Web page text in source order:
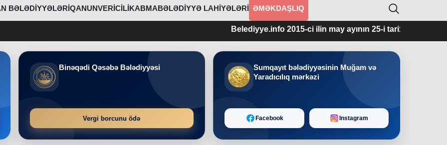
” BƏLƏDIYYƏLƏRIQANUNVERICILIKABMABƏLƏDIYYƏ LAHIYƏLƏRI ƏMƏKDAŞLIQ
Belediyye.info 2015-ci ilin may ayının 25-i tarixindən
Binəqədi Qəsəbə Bələdiyyəsi
Vergi borcunu ödə
Sumqayıt bələdiyyəsinin Muğam və
Yaradıcılıq mərkəzi
Facebook Instagram